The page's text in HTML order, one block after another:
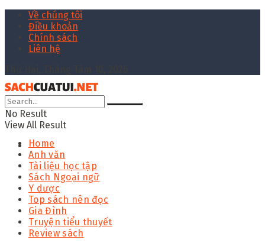
Về chúng tôi
Điều khoản
Chính sách
Liên hệ
No Result
View All Result
Home
Anh văn
Tài liệu học tập
Sách Ngoại ngữ
Y dược
Top sách nên đọc
Gia Đình
Truyện tiểu thuyết
Review sách